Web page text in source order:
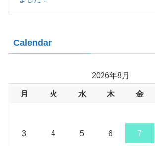
Calendar
2026年8月
月 火 水 木 金
3 4 5 6 7